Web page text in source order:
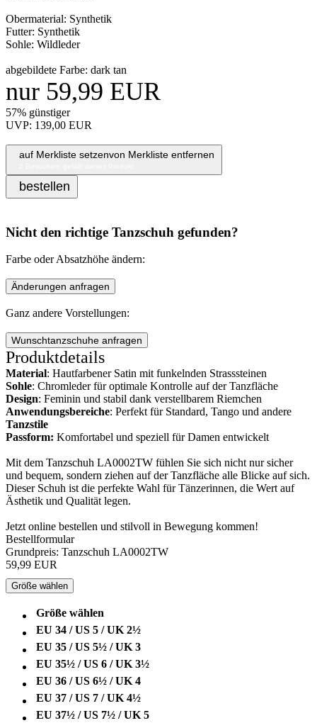
Obermaterial: Synthetik
Futter: Synthetik
Sohle: Wildleder
abgebildete Farbe: dark tan
nur 59,99 EUR
57% günstiger
UVP: 139,00 EUR
auf Merkliste setzenvon Merkliste entfernen
bestellen
Nicht den richtige Tanzschuh gefunden?
Farbe oder Absatzhöhe ändern:
Änderungen anfragen
Ganz andere Vorstellungen:
Wunschtanzschuhe anfragen
Produktdetails
Material: Hautfarbener Satin mit funkelnden Strasssteinen
Sohle: Chromleder für optimale Kontrolle auf der Tanzfläche
Design: Feminin und stabil dank verstellbarem Riemchen
Anwendungsbereiche: Perfekt für Standard, Tango und andere
Tanzstile
Passform: Komfortabel und speziell für Damen entwickelt
Mit dem Tanzschuh LA0002TW fühlen Sie sich nicht nur sicher
und bequem, sondern ziehen auf der Tanzfläche alle Blicke auf sich.
Dieser Schuh ist die perfekte Wahl für Tänzerinnen, die Wert auf
Ästhetik und Qualität legen.
Jetzt online bestellen und stilvoll in Bewegung kommen!
Bestellformular
Grundpreis: Tanzschuh LA0002TW
59,99 EUR
Größe wählen
Größe wählen
EU 34 / US 5 / UK 2½
EU 35 / US 5½ / UK 3
EU 35½ / US 6 / UK 3½
EU 36 / US 6½ / UK 4
EU 37 / US 7 / UK 4½
EU 37½ / US 7½ / UK 5